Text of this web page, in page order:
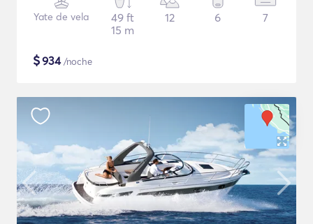
Yate de vela
49 ft
15 m
12 6 7
$934/noche